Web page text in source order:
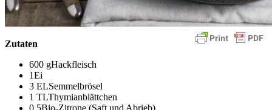
Zutaten
600 gHackfleisch
1Ei
3 ELSemmelbrösel
1 TLThymianblättchen
0.5Bio-Zitrone (Saft und Abrieb)